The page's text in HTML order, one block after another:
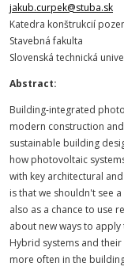
jakub.curpek@stuba.sk
Katedra konštrukcií
Stavebná fakulta
Slovenská technická
Abstract:
Building-integrated
modern construction
sustainable building
how photovoltaic
with key architectural
is that we shouldn't see
also as a chance to use
about new ways to
Hybrid systems and
more often in the